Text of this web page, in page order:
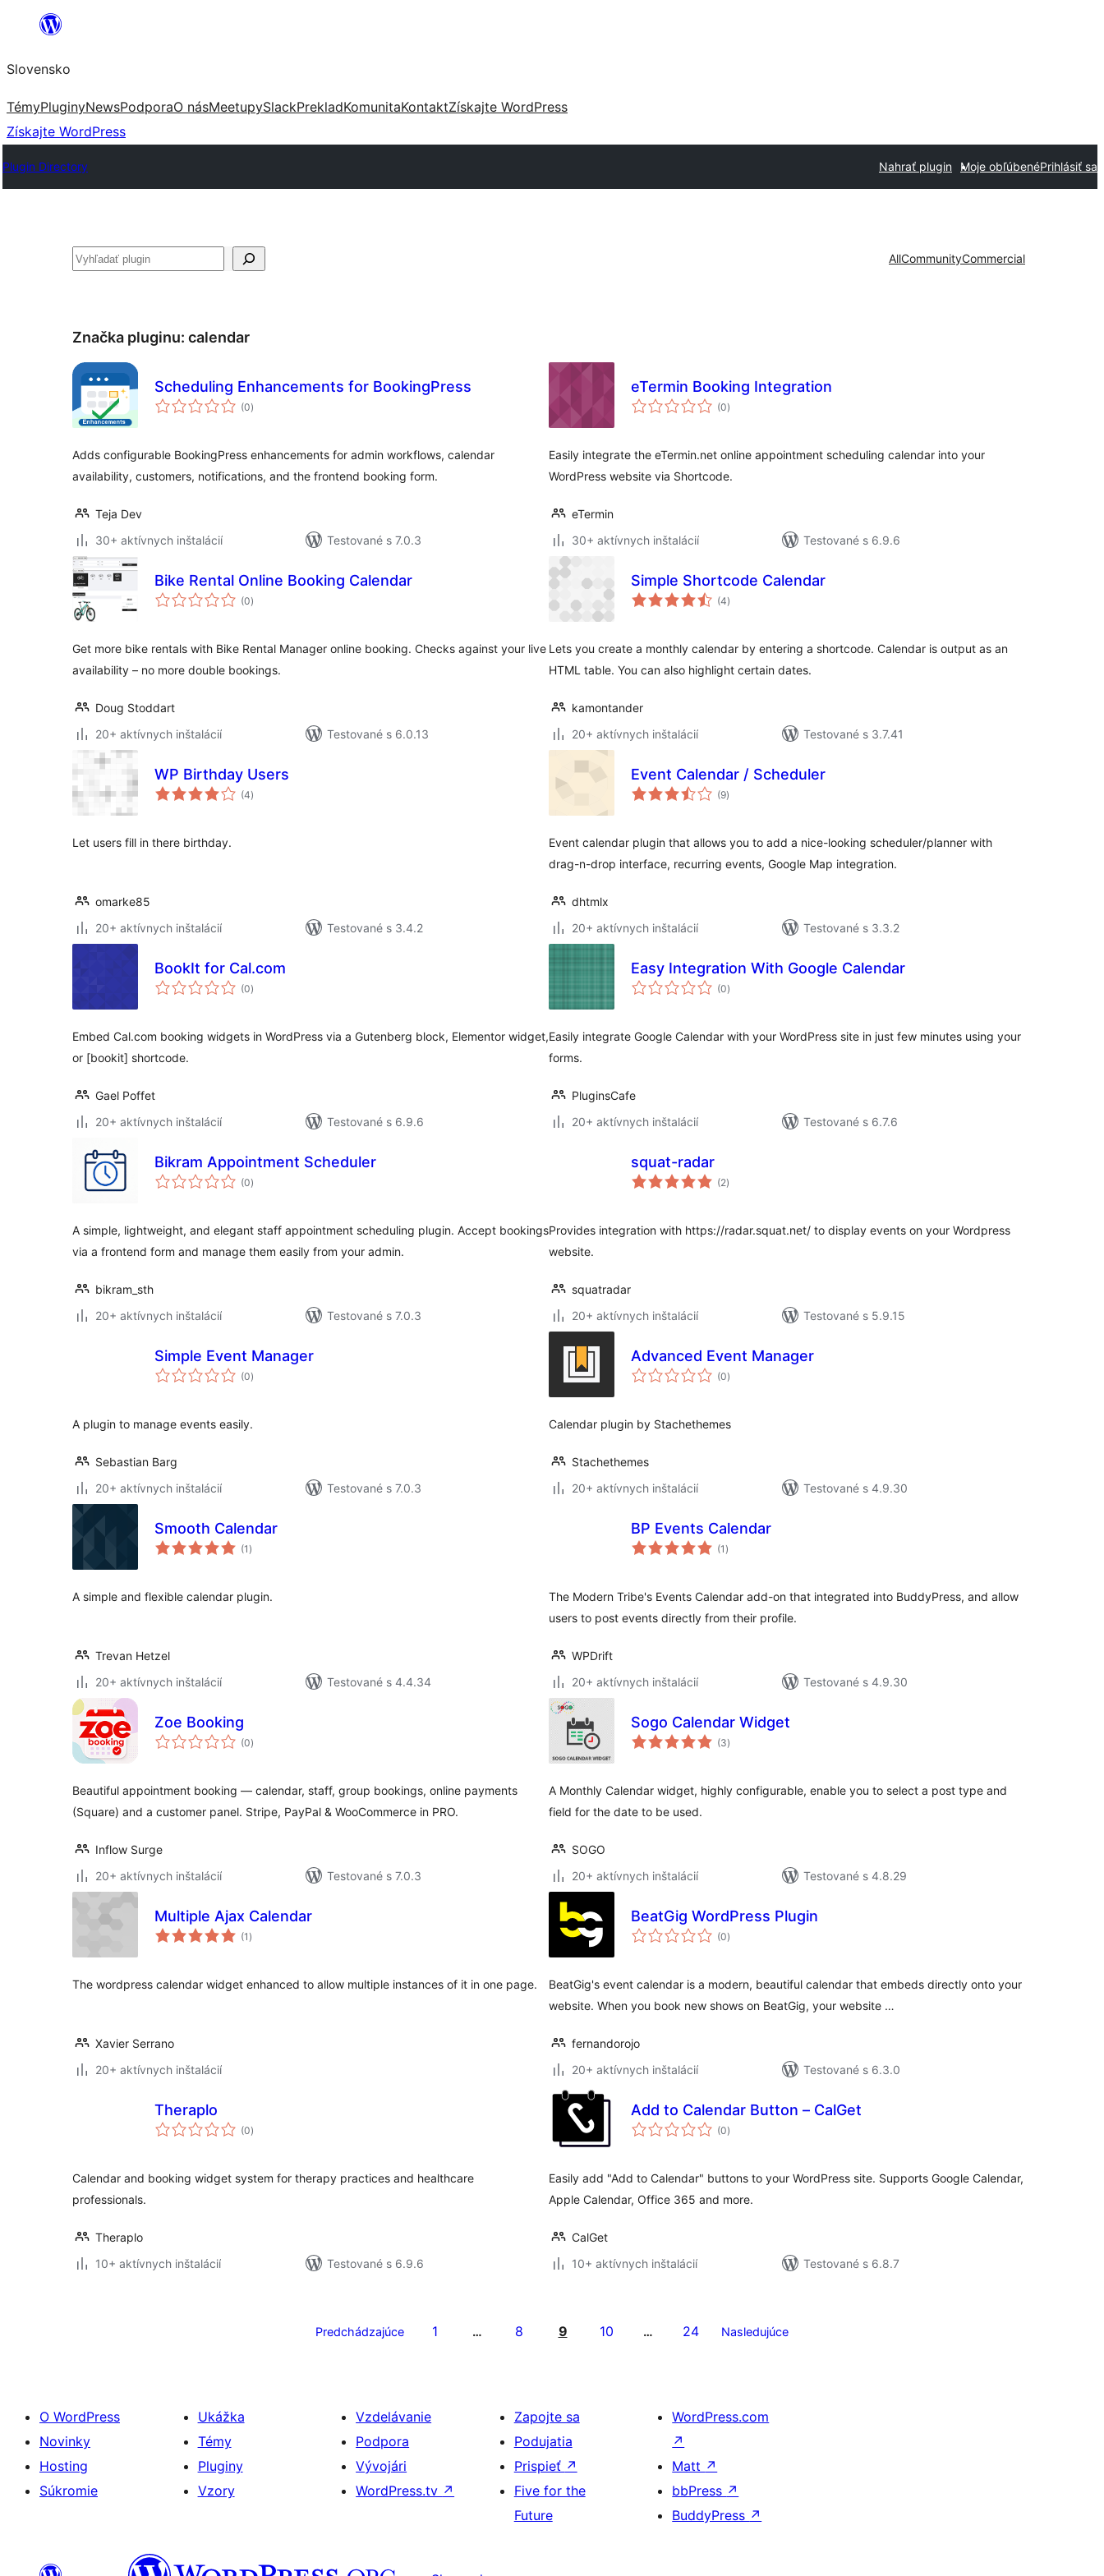
Prejsť
obsah
Slovensko
TémyPluginyNewsPodporaO násMeetupySlackPrekladKomunitaKontaktZískajte WordPress
Získajte WordPress
Plugin Directory Nahrať plugin Moje obľúbenéPrihlásiť sa
Hľadať AllCommunityCommercial
Značka pluginu: calendar
Scheduling Enhancements for BookingPress
(0celkové
hodnotenie
)
Adds configurable BookingPress enhancements for admin workflows, calendar
availability, customers, notifications, and the frontend booking form.
Teja Dev
30+ aktívnych inštalácií
Testované s 7.0.3
eTermin Booking Integration
(0celkové
hodnotenie
)
Easily integrate the eTermin.net online appointment scheduling calendar into your
WordPress website via Shortcode.
eTermin
30+ aktívnych inštalácií
Testované s 6.9.6
Bike Rental Online Booking Calendar
(0celkové
hodnotenie
)
Get more bike rentals with Bike Rental Manager online booking. Checks against your live
availability – no more double bookings.
Doug Stoddart
20+ aktívnych inštalácií
Testované s 6.0.13
Simple Shortcode Calendar
(4celkové
hodnotenie
)
Lets you create a monthly calendar by entering a shortcode. Calendar is output as an
HTML table. You can also highlight certain dates.
kamontander
20+ aktívnych inštalácií
Testované s 3.7.41
WP Birthday Users
(4celkové
hodnotenie
)
Let users fill in there birthday.
omarke85
20+ aktívnych inštalácií
Testované s 3.4.2
Event Calendar / Scheduler
(9celkové
hodnotenie
)
Event calendar plugin that allows you to add a nice-looking scheduler/planner with
drag-n-drop interface, recurring events, Google Map integration.
dhtmlx
20+ aktívnych inštalácií
Testované s 3.3.2
BookIt for Cal.com
(0celkové
hodnotenie
)
Embed Cal.com booking widgets in WordPress via a Gutenberg block, Elementor widget,
or [bookit] shortcode.
Gael Poffet
20+ aktívnych inštalácií
Testované s 6.9.6
Easy Integration With Google Calendar
(0celkové
hodnotenie
)
Easily integrate Google Calendar with your WordPress site in just few minutes using your
forms.
PluginsCafe
20+ aktívnych inštalácií
Testované s 6.7.6
Bikram Appointment Scheduler
(0celkové
hodnotenie
)
A simple, lightweight, and elegant staff appointment scheduling plugin. Accept bookings
via a frontend form and manage them easily from your admin.
bikram_sth
20+ aktívnych inštalácií
Testované s 7.0.3
squat-radar
(2celkové
hodnotenie
)
Provides integration with https://radar.squat.net/ to display events on your Wordpress
website.
squatradar
20+ aktívnych inštalácií
Testované s 5.9.15
Simple Event Manager
(0celkové
hodnotenie
)
A plugin to manage events easily.
Sebastian Barg
20+ aktívnych inštalácií
Testované s 7.0.3
Advanced Event Manager
(0celkové
hodnotenie
)
Calendar plugin by Stachethemes
Stachethemes
20+ aktívnych inštalácií
Testované s 4.9.30
Smooth Calendar
(1 celkové
hodnotenie
)
A simple and flexible calendar plugin.
Trevan Hetzel
20+ aktívnych inštalácií
Testované s 4.4.34
BP Events Calendar
(1 celkové
hodnotenie
)
The Modern Tribe's Events Calendar add-on that integrated into BuddyPress, and allow
users to post events directly from their profile.
WPDrift
20+ aktívnych inštalácií
Testované s 4.9.30
Zoe Booking
(0celkové
hodnotenie
)
Beautiful appointment booking — calendar, staff, group bookings, online payments
(Square) and a customer panel. Stripe, PayPal & WooCommerce in PRO.
Inflow Surge
20+ aktívnych inštalácií
Testované s 7.0.3
Sogo Calendar Widget
(3celkové
hodnotenie
)
A Monthly Calendar widget, highly configurable, enable you to select a post type and
field for the date to be used.
SOGO
20+ aktívnych inštalácií
Testované s 4.8.29
Multiple Ajax Calendar
(1 celkové
hodnotenie
)
The wordpress calendar widget enhanced to allow multiple instances of it in one page.
Xavier Serrano
20+ aktívnych inštalácií
BeatGig WordPress Plugin
(0celkové
hodnotenie
)
BeatGig's event calendar is a modern, beautiful calendar that embeds directly onto your
website. When you book new shows on BeatGig, your website …
fernandorojo
20+ aktívnych inštalácií
Testované s 6.3.0
Theraplo
(0celkové
hodnotenie
)
Calendar and booking widget system for therapy practices and healthcare
professionals.
Theraplo
10+ aktívnych inštalácií
Testované s 6.9.6
Add to Calendar Button – CalGet
(0celkové
hodnotenie
)
Easily add "Add to Calendar" buttons to your WordPress site. Supports Google Calendar,
Apple Calendar, Office 365 and more.
CalGet
10+ aktívnych inštalácií
Testované s 6.8.7
Predchádzajúce 1 … 8 9 10 … 24 Nasledujúce
O WordPress
Novinky
Hosting
Súkromie
Ukážka
Témy
Pluginy
Vzory
Vzdelávanie
Podpora
Vývojári
WordPress.tv ↗
Zapojte sa
Podujatia
Prispieť ↗
Five for the
Future
WordPress.com
↗
Matt ↗
bbPress ↗
BuddyPress ↗